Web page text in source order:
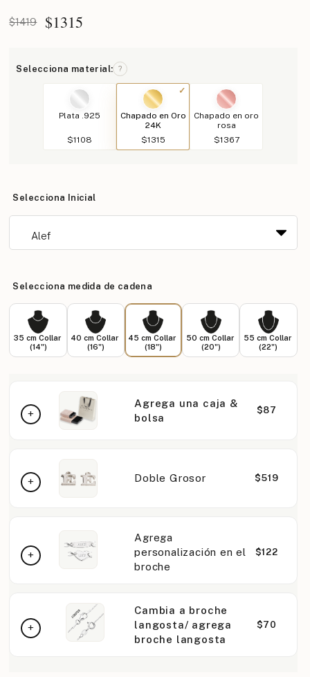
$1419 $1315
Selecciona material: ?
Plata .925
$1108
Chapado en Oro
24K
$1315
Chapado en oro
rosa
$1367
Selecciona Inicial
Selecciona medida de cadena
35 cm Collar
(14")
40 cm Collar
(16")
45 cm Collar
(18")
50 cm Collar
(20")
55 cm Collar
(22")
Agrega una caja &
bolsa
$87
Doble Grosor $519
Agrega
personalización en el
broche
$122
Cambia a broche
langosta/ agrega
broche langosta
$70